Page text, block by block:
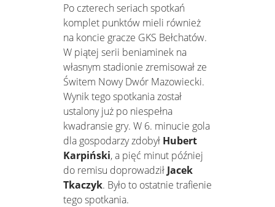
Po czterech seriach spotkań
komplet punktów mieli również
na koncie gracze GKS Bełchatów.
W piątej serii beniaminek na
własnym stadionie zremisował ze
Świtem Nowy Dwór Mazowiecki.
Wynik tego spotkania został
ustalony już po niespełna
kwadransie gry. W 6. minucie gola
dla gospodarzy zdobył Hubert
Karpiński, a pięć minut później
do remisu doprowadził Jacek
Tkaczyk. Było to ostatnie trafienie
tego spotkania.